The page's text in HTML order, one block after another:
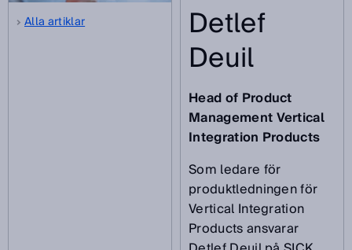
Alla artiklar Detlef
Deuil
Head of Product
Management Vertical
Integration Products
Som ledare för
produktledningen för
Vertical Integration
Products ansvarar